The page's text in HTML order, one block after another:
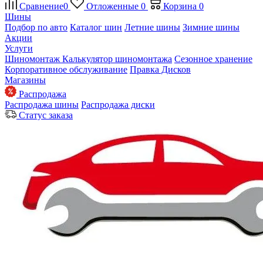
Сравнение0 Отложенные 0 Корзина 0
Шины
Подбор по авто Каталог шин Летние шины Зимние шины
Акции
Услуги
Шиномонтаж Калькулятор шиномонтажа Сезонное хранение
Корпоративное обслуживание Правка Дисков
Магазины
Распродажа
Распродажа шины Распродажа диски
Статус заказа